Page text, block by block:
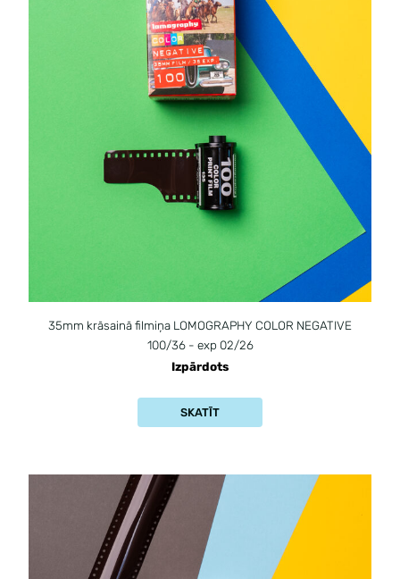
35mm krāsainā filmiņa LOMOGRAPHY COLOR NEGATIVE
100/36 - exp 02/26
Izpārdots
SKATĪT